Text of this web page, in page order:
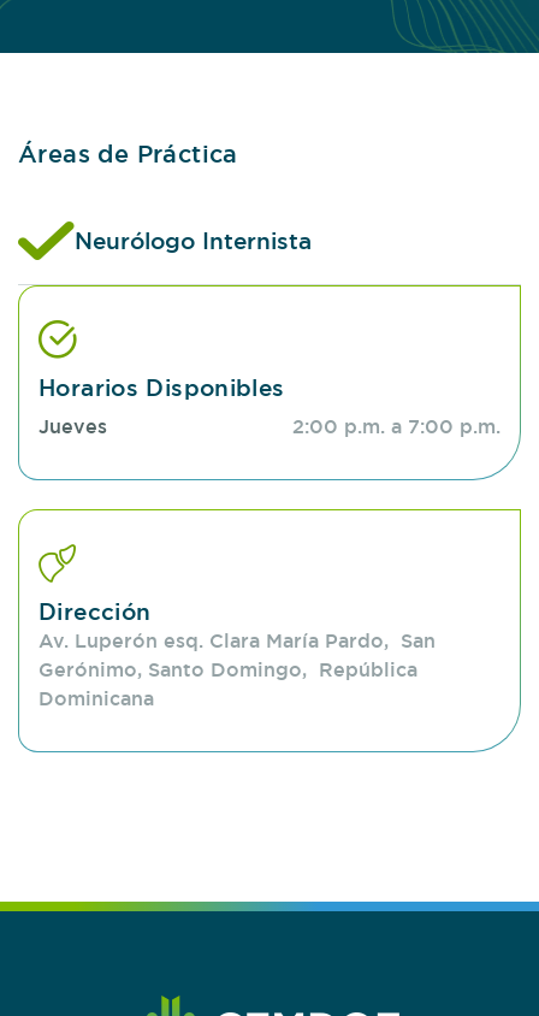
Áreas de Práctica
Neurólogo Internista
Horarios Disponibles
Jueves 2:00 p.m. a 7:00 p.m.
Dirección
Av. Luperón esq. Clara María Pardo, San
Gerónimo, Santo Domingo, República
Dominicana